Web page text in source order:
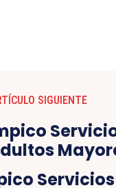
SIGUIENTE